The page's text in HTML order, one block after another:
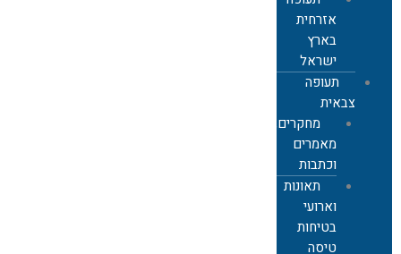
אזרחית
בארץ
ישראל
תעופה
צבאית
מחקרים,
מאמרים
וכתבות
תאונות
וארועי
בטיחות
טיסה